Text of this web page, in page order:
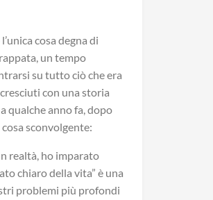
cosa degna di
un tempo
su tutto ciò che era
con una storia
qualche anno fa, dopo
sconvolgente:
realtà, ho imparato
chiaro della vita” è una
problemi più profondi